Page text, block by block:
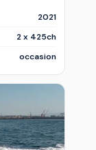
2021
2 x 425ch
occasion